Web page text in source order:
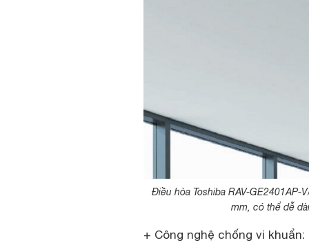
Điều hòa Toshiba RAV-
mm, có thể dễ
+ Công nghệ chống vi